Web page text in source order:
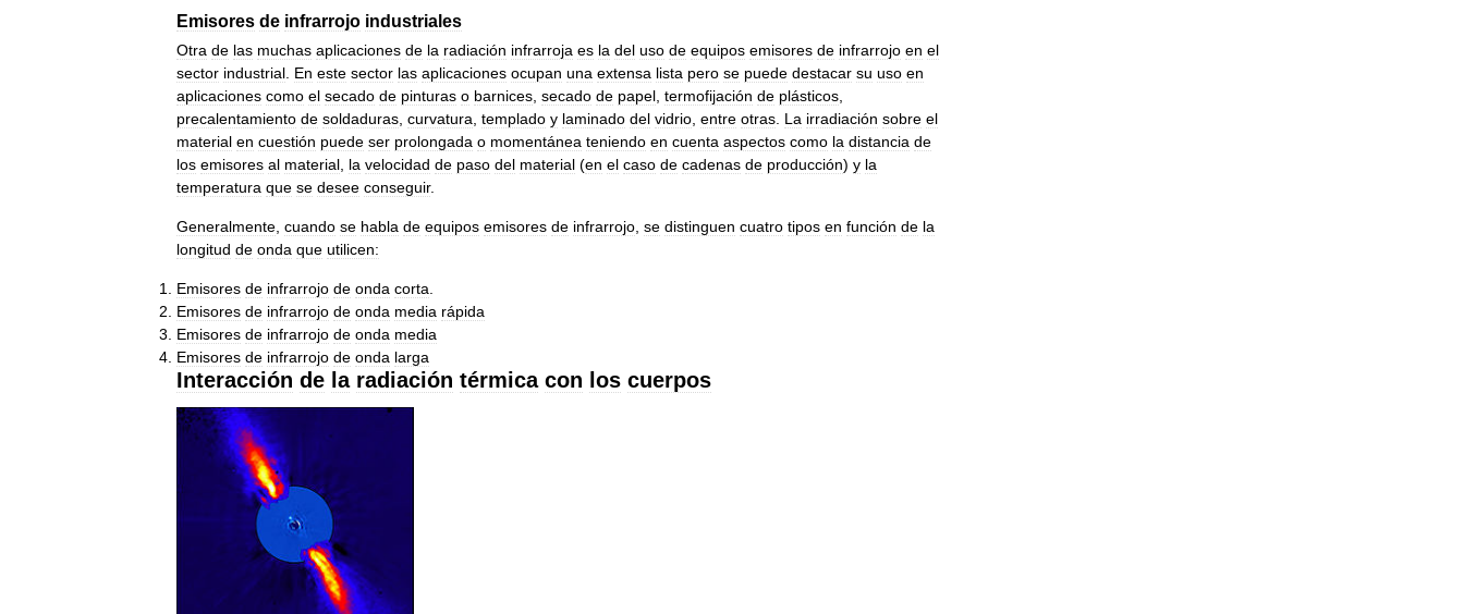
Emisores de infrarrojo industriales
Otra de las muchas aplicaciones de la radiación infrarroja es la del uso de equipos emisores de infrarrojo en el
sector industrial En este sector las aplicaciones ocupan una extensa lista pero se puede destacar su uso en
aplicaciones como el secado de pinturas o barnices secado de papel termofijación de plásticos
precalentamiento de soldaduras curvatura templado y laminado del vidrio entre otras La irradiación sobre el
material en cuestión puede ser prolongada o momentánea teniendo en cuenta aspectos como la distancia de
los emisores al material la velocidad de paso del material (en el caso de cadenas de producción) y la
temperatura que se desee conseguir.
Generalmente cuando se habla de equipos emisores de infrarrojo se distinguen cuatro tipos en función de la
longitud de onda que utilicen:
Emisores de infrarrojo de onda corta
Emisores de infrarrojo de onda media rápida
Emisores de infrarrojo de onda media
Emisores de infrarrojo de onda larga
Interacción de la radiación térmica con los cuerpos